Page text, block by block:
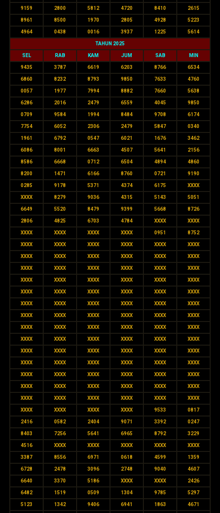
9159 2800 5812 4720 8410 2615
8961 8500 1970 2805 4928 5223
4964 0438 0016 3937 1225 5614
TAHUN 2025
SEL RAB KAM JUM SAB MIN
9435 3787 6619 6203 8766 6534
6860 8232 8793 9850 7633 4760
0057 1977 7994 8882 7660 5638
6286 2016 2479 6559 4045 9850
0709 9584 1994 8484 9708 6174
7754 6052 2306 2479 5847 0340
1961 6792 0547 6021 1676 3462
6086 8001 6663 4507 5641 2156
8586 6668 0712 6504 4894 4860
8200 1471 6166 8760 0721 9190
0285 9178 5371 4374 6175 XXXX
XXXX 8279 9036 4315 5143 5051
6649 5520 8479 9399 5668 8726
2806 4825 6703 4784 XXXX XXXX
XXXX XXXX XXXX XXXX 0951 8752
XXXX XXXX XXXX XXXX XXXX XXXX
XXXX XXXX XXXX XXXX XXXX XXXX
XXXX XXXX XXXX XXXX XXXX XXXX
XXXX XXXX XXXX XXXX XXXX XXXX
XXXX XXXX XXXX XXXX XXXX XXXX
XXXX XXXX XXXX XXXX XXXX XXXX
XXXX XXXX XXXX XXXX XXXX XXXX
XXXX XXXX XXXX XXXX XXXX XXXX
XXXX XXXX XXXX XXXX XXXX XXXX
XXXX XXXX XXXX XXXX XXXX XXXX
XXXX XXXX XXXX XXXX XXXX XXXX
XXXX XXXX XXXX XXXX XXXX XXXX
XXXX XXXX XXXX XXXX XXXX XXXX
XXXX XXXX XXXX XXXX XXXX XXXX
XXXX XXXX XXXX XXXX 9533 0817
2416 0582 2404 9071 3392 0247
8403 7256 5641 6965 8792 3229
4516 XXXX XXXX XXXX XXXX XXXX
3387 8556 6971 0618 4599 1359
6728 2478 3096 2748 9040 4607
6640 3370 5186 XXXX XXXX 2426
6482 1519 0509 1304 9785 5297
5123 1342 9406 6941 1863 4671